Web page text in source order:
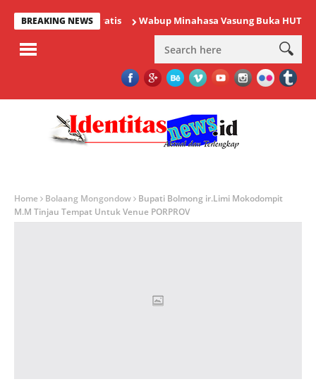
BREAKING NEWS Wabup Minahasa Vasung Buka HUT
Home Bolaang Mongondow
Bupati Bolmong ir.Limi Mokodompit
M.M Tinjau Tempat Untuk Venue PORPROV